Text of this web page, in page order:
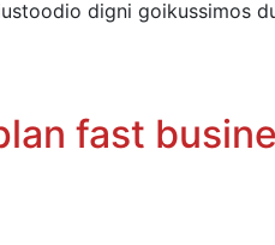
digni goikussimos
fast